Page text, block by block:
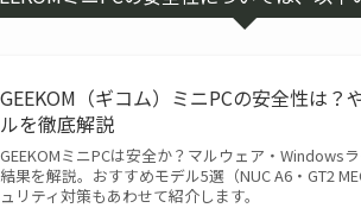
GEEKOM（ギコム）ミニPCの安全性は
ルを徹底解説
GEEKOMミニPCは安全か？マルウェア・Windows
結果を解説。おすすめモデル5選（NUC A6・GT2
ュリティ対策もあわせて紹介します。